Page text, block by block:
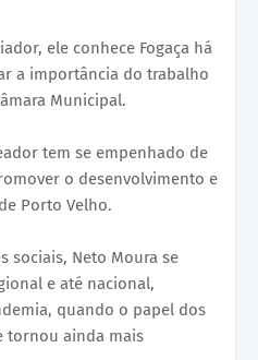
ele conhece Fogaça há
a importância do trabalho
Municipal.
tem se empenhado de
o desenvolvimento e
Porto Velho.
sociais, Neto Moura se
e até nacional,
quando o papel dos
tornou ainda mais